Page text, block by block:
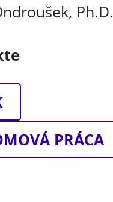
Ph.D.
PRÁCA